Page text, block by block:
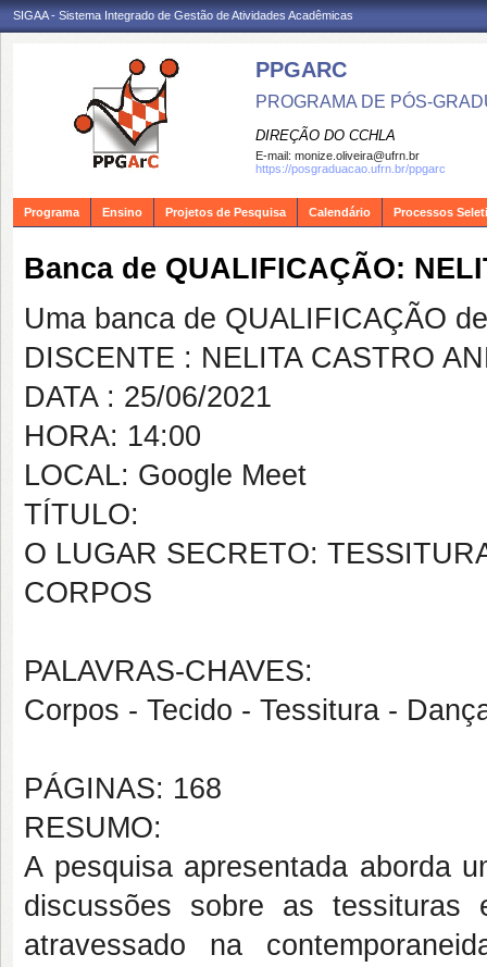
SIGAA - Sistema Integrado de Gestão de Atividades Acadêmicas
PPGARC
PROGRAMA DE PÓS-
DIREÇÃO DO CCHLA
E-mail: monize.oliveira@ufrn.br
https://posgraduacao.ufrn.br/ppgarc
Programa Ensino Projetos de Pesquisa Calendário Processos
Banca de QUALIFICAÇÃO:
Uma banca de QUALIFICAÇÃO
DISCENTE : NELITA CASTRO
DATA : 25/06/2021
HORA: 14:00
LOCAL: Google Meet
TÍTULO:
O LUGAR SECRETO:
CORPOS
PALAVRAS-CHAVES:
Corpos - Tecido - Tessitura -
PÁGINAS: 168
RESUMO:
A pesquisa apresentada aborda
discussões sobre as
atravessado na